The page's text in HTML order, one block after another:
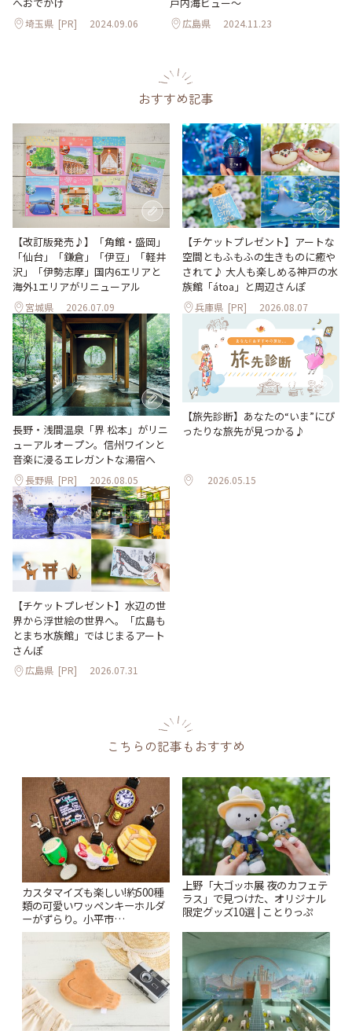
埼玉県 [PR] 2024.09.06 広島県 2024.11.23
おすすめ記事
【改訂版発売♪】「角館・盛岡」
「仙台」「鎌倉」「伊豆」「軽井
沢」「伊勢志摩」国内6エリアと
海外1エリアがリニューアル
宮城県 2026.07.09
【チケットプレゼント】アートな
空間ともふもふの生きものに癒や
されて♪ 大人も楽しめる神戸の水
族館「átoa」と周辺さんぽ
兵庫県 [PR] 2026.08.07
長野・浅間温泉「界 松本」がリニ
ューアルオープン。信州ワインと
音楽に浸るエレガントな湯宿へ
長野県 [PR] 2026.08.05
【旅先診断】あなたの“いま”にぴ
ったりな旅先が見つかる♪
2026.05.15
【チケットプレゼント】水辺の世
界から浮世絵の世界へ。「広島も
とまち水族館」ではじまるアート
さんぽ
広島県 [PR] 2026.07.31
こちらの記事もおすすめ
カスタマイズも楽しい!約500種
類の可愛いワッペンキーホルダ
ーがずらり。小平市
「Kimamaya T&K」 | ことりっ
上野「大ゴッホ展 夜のカフェテ
ラス」で見つけた、オリジナル
限定グッズ10選 | ことりっぷ